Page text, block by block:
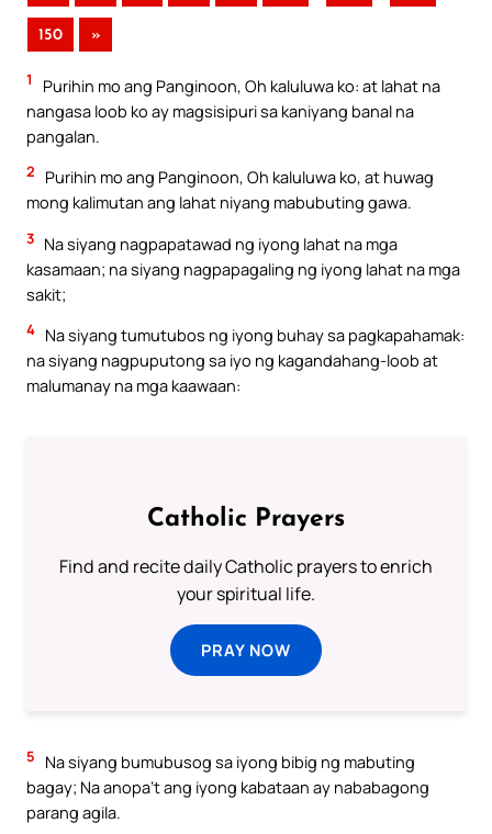
150 »
1
Purihin mo ang Panginoon, Oh kaluluwa ko: at lahat na
nangasa loob ko ay magsisipuri sa kaniyang banal na
pangalan.
2
Purihin mo ang Panginoon, Oh kaluluwa ko, at huwag
mong kalimutan ang lahat niyang mabubuting gawa.
3 Na siyang nagpapatawad ng iyong lahat na mga
kasamaan; na siyang nagpapagaling ng iyong lahat na mga
sakit;
4 Na siyang tumutubos ng iyong buhay sa pagkapahamak:
na siyang nagpuputong sa iyo ng kagandahang-loob at
malumanay na mga kaawaan:
Catholic Prayers
Find and recite daily Catholic prayers to enrich
your spiritual life.
PRAY NOW
5
Na siyang bumubusog sa iyong bibig ng mabuting
bagay; Na anopa’t ang iyong kabataan ay nababagong
parang agila.